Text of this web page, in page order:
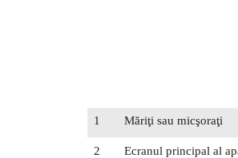
1 Măriţi sau micşoraţi
2 Ecranul principal al